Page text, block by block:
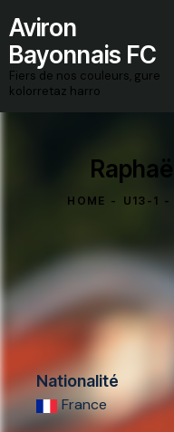
Aviron
Bayonnais FC
Fiers de nos couleurs, gure
kolorretaz harro
HOME U13-1
Nationalité
France